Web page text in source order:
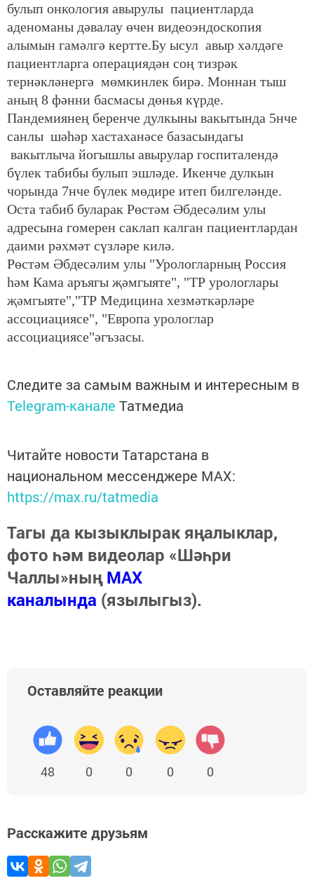
булып онкология авырулы пациентларда
аденоманы дәвалау өчен видеоэндоскопия
алымын гамәлгә кертте.Бу ысул авыр хәлдәге
пациентларга операциядән соң тизрәк
тернәкләнергә мөмкинлек бирә. Моннан тыш
аның 8 фәнни басмасы дөнья күрде.
Пандемиянең беренче дулкыны вакытында 5нче
санлы шәһәр хастаханәсе базасындагы
вакытлыча йогышлы авырулар госпиталендә
бүлек табибы булып эшләде. Икенче дулкын
чорында 7нче бүлек мөдире итеп билгеләнде.
Оста табиб буларак Рөстәм Әбдесәлим улы
адресына гомерен саклап калган пациентлардан
даими рәхмәт сүзләре килә.
Рөстәм Әбдесәлим улы "Урологларның Россия
һәм Кама аръягы җәмгыяте", "ТР урологлары
җәмгыяте","ТР Медицина хезмәткәрләре
ассоциациясе", "Европа урологлар
ассоциациясе"әгъзасы.
Следите за самым важным и интересным в
Telegram-канале Татмедиа
Читайте новости Татарстана в
национальном мессенджере MАХ:
https://max.ru/tatmedia
Тагы да кызыклырак яңалыклар,
фото һәм видеолар «Шәһри
Чаллы»ныңMAX
каналында (язылыгыз).
Оставляйте реакции
48 0 0 0 0
Расскажите друзьям